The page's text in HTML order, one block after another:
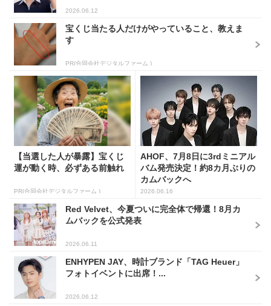
2026.06.12
宝くじ当たる人だけがやっていること、教えま
す
PR(合同会社デジタルファーム )
【当選した人が暴露】宝くじ
運が動く時、必ずある前触れ
PR(合同会社デジタルファーム )
AHOF、7月8日に3rdミニアル
バム発売決定！約8カ月ぶりの
カムバックへ
2026.06.16
Red Velvet、今夏ついに完全体で帰還！8月カ
ムバックを公式発表
2026.06.11
ENHYPEN JAY、時計ブランド「TAG Heuer」
フォトイベントに出席！...
2026.06.12